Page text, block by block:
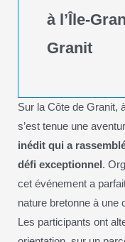
à l’Île-
Granit
Sur la Côte de Granit,
s’est tenue une
inédit qui a
défi exceptionnel.
cet événement a
nature bretonne à une
Les participants ont